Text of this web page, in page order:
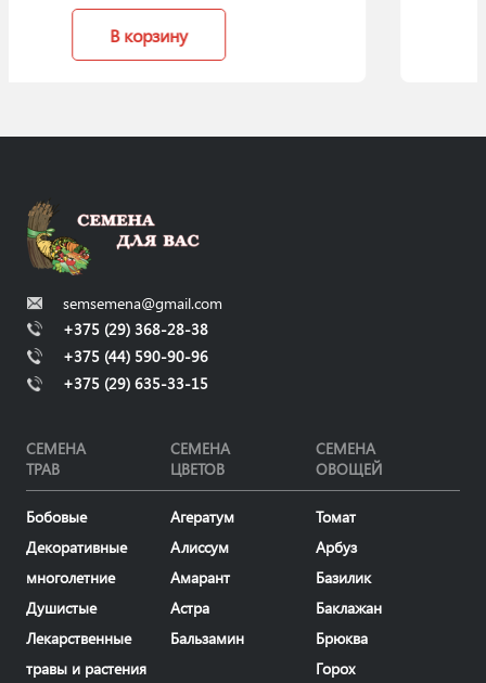
semsemena@gmail.com
+375 (29) 368-28-38
+375 (44) 590-90-96
+375 (29) 635-33-15
СЕМЕНА
ТРАВ
СЕМЕНА
ЦВЕТОВ
СЕМЕНА
ОВОЩЕЙ
Бобовые
Декоративные
многолетние
Душистые
Лекарственные
травы и растения
Агератум
Алиссум
Амарант
Астра
Бальзамин
Томат
Арбуз
Базилик
Баклажан
Брюква
Горох